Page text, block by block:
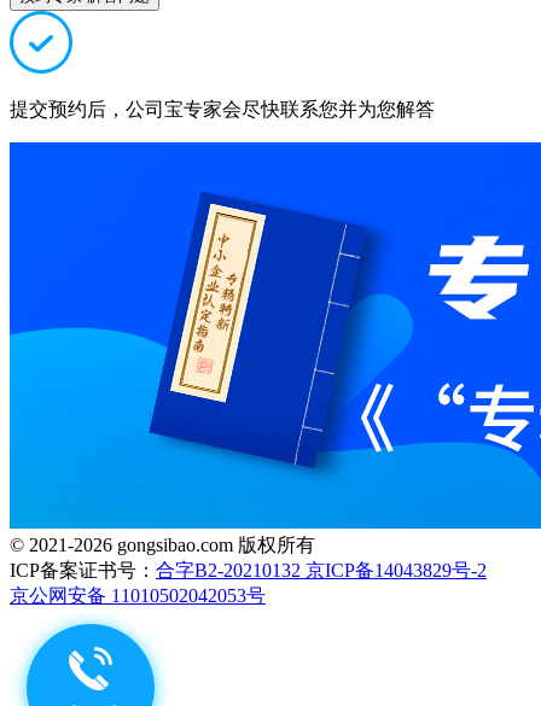
提交预约后，公司宝专家会尽快联系您并为您解答
© 2021-2026 gongsibao.com 版权所有
ICP备案证书号： 合字B2-20210132 京ICP备14043829号-2
京公网安备 11010502042053号